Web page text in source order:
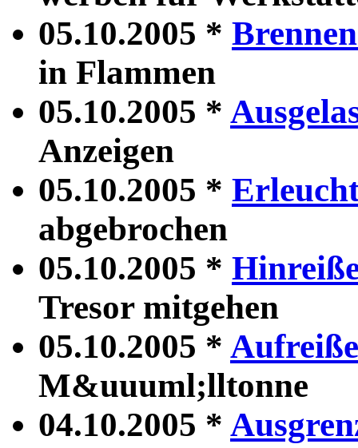
05.10.2005 *
in Flammen
05.10.2005 *
Anzeigen
05.10.2005 *
abgebrochen
05.10.2005 *
Tresor mitgehen
05.10.2005 *
M&uuuml;lltonne
04.10.2005 *